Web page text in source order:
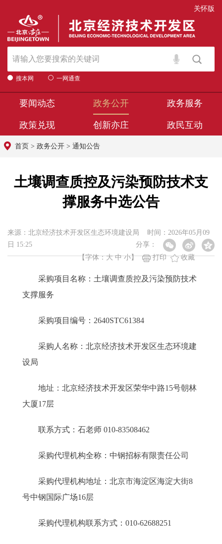
关怀版
搜本网 一网通查
要闻动态 政务公开 政务服务
政策兑现 创新亦庄 政民互动
首页 > 政务公开 > 通知公告
土壤调查质控及污染预防技术支
撑服务中选公告
来源：北京经济技术开发区生态环境建设局 时间：2026年05月09
日 15:25
分享：
【字体：大 中 小】 打印 收藏
采购项目名称：土壤调查质控及污染预防技术
支撑服务
采购项目编号：2640STC61384
采购人名称：北京经济技术开发区生态环境建
设局
地址：北京经济技术开发区荣华中路15号朝林
大厦17层
联系方式：石老师 010-83508462
采购代理机构全称：中钢招标有限责任公司
采购代理机构地址：北京市海淀区海淀大街8
号中钢国际广场16层
采购代理机构联系方式：010-62688251